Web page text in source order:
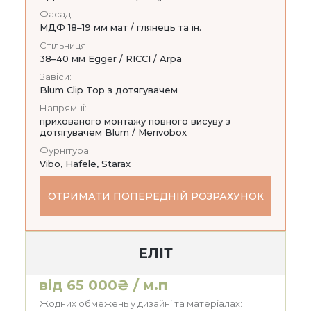
Фасад:
МДФ 18–19 мм мат / глянець та ін.
Стільниця:
38–40 мм Egger / RICCI / Arpa
Завіси:
Blum Clip Top з дотягувачем
Напрямні:
прихованого монтажу повного висуву з
дотягувачем Blum / Merivobox
Фурнітура:
Vibo, Hafele, Starax
ОТРИМАТИ ПОПЕРЕДНІЙ РОЗРАХУНОК
ЕЛІТ
від 65 000₴ / м.п
Жодних обмежень у дизайні та матеріалах: